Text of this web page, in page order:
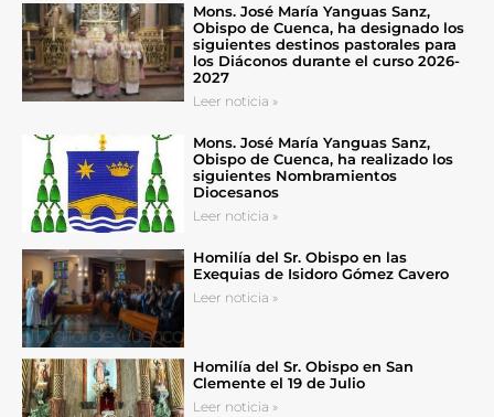
Mons. José María Yanguas Sanz,
Obispo de Cuenca, ha designado los
siguientes destinos pastorales para
los Diáconos durante el curso 2026-
2027
Leer noticia »
Mons. José María Yanguas Sanz,
Obispo de Cuenca, ha realizado los
siguientes Nombramientos
Diocesanos
Leer noticia »
Homilía del Sr. Obispo en las
Exequias de Isidoro Gómez Cavero
Leer noticia »
Homilía del Sr. Obispo en San
Clemente el 19 de Julio
Leer noticia »